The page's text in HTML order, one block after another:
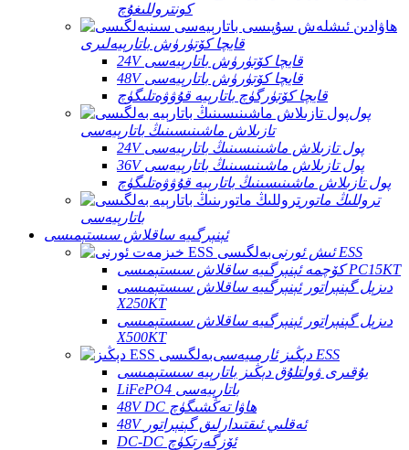
كونتروللىغۇچ
قايچا كۆتۈرۈش باتارېيەلىرى
24V قايچا كۆتۈرۈش باتارېيەسى
48V قايچا كۆتۈرۈش باتارېيەسى
قايچا كۆتۈرگۈچ باتارېيە قۇۋۋەتلىگۈچ
پول
تازىلاش ماشىنىسىنىڭ باتارېيەسى
24V پول تازىلاش ماشىنىسىنىڭ باتارېيەسى
36V پول تازىلاش ماشىنىسىنىڭ باتارېيەسى
پول تازىلاش ماشىنىسىنىڭ باتارېيە قۇۋۋەتلىگۈچ
تروللىڭ ماتور
باتارېيەسى
ئېنېرگىيە ساقلاش سىستېمىسى
ئىش ئورنى ESS
كۆچمە ئېنېرگىيە ساقلاش سىستېمىسى PC15KT
دىزېل گېنېراتور ئېنېرگىيە ساقلاش سىستېمىسى
X250KT
دىزېل گېنېراتور ئېنېرگىيە ساقلاش سىستېمىسى
X500KT
دېڭىز ئارمىيەسى ESS
يۇقىرى ۋولتلۇق دېڭىز باتارېيە سىستېمىسى
LiFePO4 باتارېيەسى
48V DC ھاۋا تەڭشىگۈچ
48V ئەقلىي ئىقتىدارلىق گېنېراتور
DC-DC ئۆزگەرتكۈچ